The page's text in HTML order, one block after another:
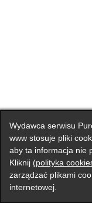
Wydawca serwisu
www stosuje pliki
aby ta informacja nie
Kliknij (polityka
zarządzać plikami
internetowej.